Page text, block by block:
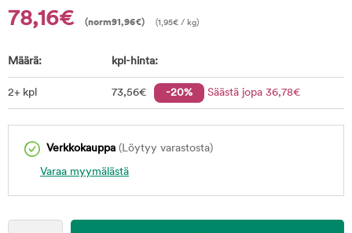
78,16€ (norm91,96€) (1,95€ / kg)
Määrä: kpl-hinta:
2+ kpl 73,56€ -20% Säästä jopa 36,78€
Verkkokauppa (Löytyy varastosta)
Varaa myymälästä